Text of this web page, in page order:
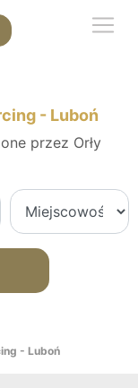
- Luboń
przez Orły
- Luboń